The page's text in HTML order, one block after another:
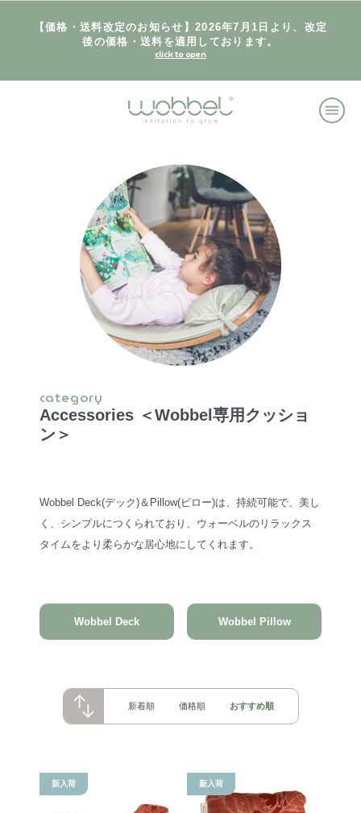
【価格・送料改定のお知らせ】2026年7月1日より、改定
後の価格・送料を適用しております。
category
Accessories ＜Wobbel専用クッショ
ン＞
Wobbel Deck(デック)＆Pillow(ピロー)は、持続可能で、美し
く、シンプルにつくられており、ウォーベルのリラックス
タイムをより柔らかな居心地にしてくれます。
Wobbel Deck Wobbel Pillow
新着順 価格順 おすすめ順
新入荷 新入荷